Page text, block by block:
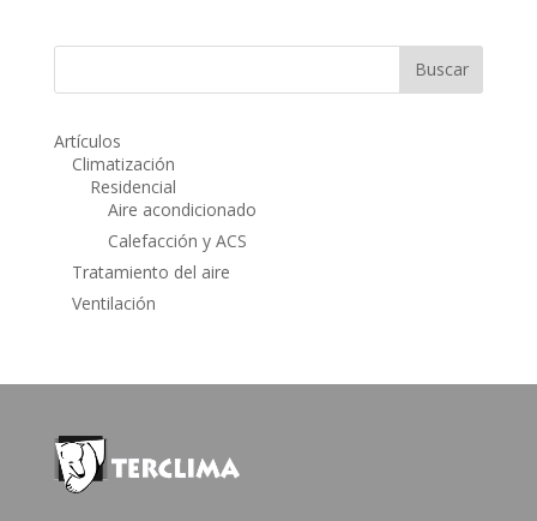
Artículos
Climatización
Residencial
Aire acondicionado
Calefacción y ACS
Tratamiento del aire
Ventilación